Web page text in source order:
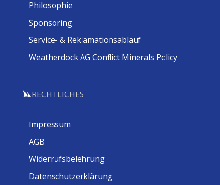
Philosophie
Sponsoring
Service- & Reklamationsablauf
Weatherdock AG Conflict Minerals Policy
RECHTLICHES
Impressum
AGB
Widerrufsbelehrung
Datenschutzerklärung